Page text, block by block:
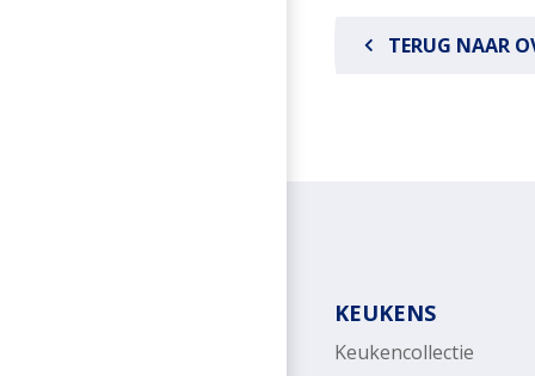
TERUG NAAR
KEUKENS
Keukencollectie